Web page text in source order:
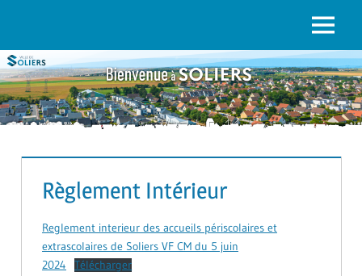
Menu
Règlement Intérieur
Reglement interieur des accueils périscolaires et
extrascolaires de Soliers VF CM du 5 juin
2024
Télécharger